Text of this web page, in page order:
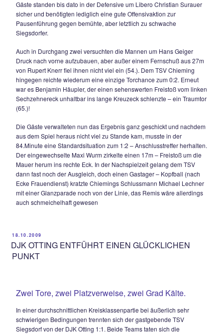
Rupert Knerr doppelter Torschütze - Gäste
Unterzahl.
Einen verdienten Heimsieg fuhr die Geiger – Elf gegen die
Weildorf ein, die nur in der ersten Hälfte einigermaßen
konnten. Die Gäste, die nach dem Platzverweis gegen
der 55.Minute in Unterzahl agieren mussten, brachen
völlig auseinander und der TSV Siegsdorf nutzte die
Die Anfangsphase der Partie verlief sehr hektisch, beiden
merkte man die Nervosität angesichts der Wichtigkeit des
Die Folge waren unzählige Ballverluste, es kam überhaupt
Spielfluss zustande. Nach einer knappen halben Stunde
Gästen dann aber doch eine Riesenchance als Hubert
Freistoß auf rechts schön in die Mitte brachte und Peter
Nachsetzen blieb Popp Sieger.
In der 38.Minute zirkelte Wurm einen Freistoß auf den Kopf
Durchgang eins, als nach einer Frauendienst-Ecke alle
aber das Spielgerät sich noch gefährlich auf die Querlatte
psychologisch günstigsten Zeitpunkt fiel dann der